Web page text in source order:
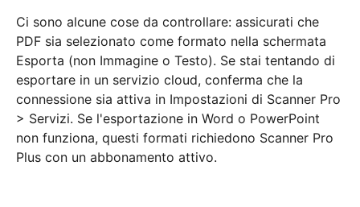
Ci sono alcune cose da controllare: assicurati che
PDF sia selezionato come formato nella schermata
Esporta (non Immagine o Testo). Se stai tentando di
esportare in un servizio cloud, conferma che la
connessione sia attiva in Impostazioni di Scanner Pro
> Servizi. Se l'esportazione in Word o PowerPoint
non funziona, questi formati richiedono Scanner Pro
Plus con un abbonamento attivo.